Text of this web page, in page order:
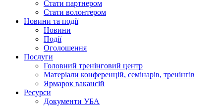
Стати партнером
Стати волонтером
Новини та події
Новини
Події
Оголошення
Послуги
Головний тренінговий центр
Матеріали конференцій, семінарів, тренінгів
Ярмарок вакансій
Ресурси
Документи УБА